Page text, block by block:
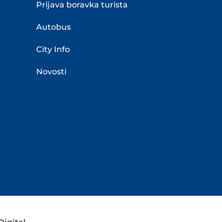
Prijava boravka turista
Autobus
City Info
Novosti